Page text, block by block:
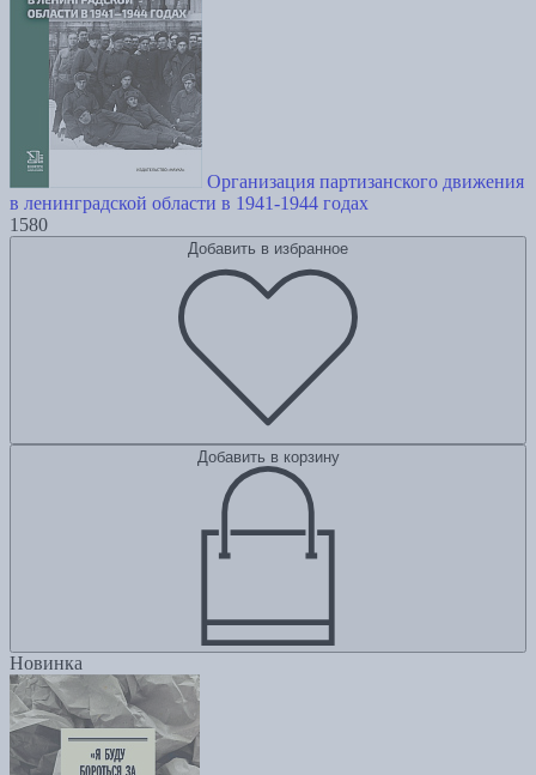
Организация партизанского движения
в ленинградской области в 1941-1944 годах
1580
Добавить в избранное
Добавить в корзину
Новинка